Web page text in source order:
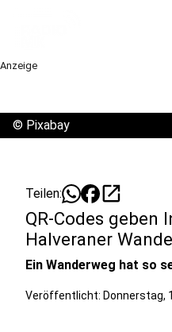
Anzeige
© Pixabay
Teilen: open_in_new
QR-Codes geben
Halveraner
Ein Wanderweg hat so
Veröffentlicht: Donnerstag,